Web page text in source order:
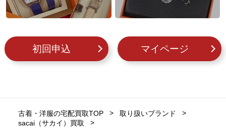
初回申込 マイページ
古着・洋服の宅配買取TOP
取り扱いブランド
sacai（サカイ）買取